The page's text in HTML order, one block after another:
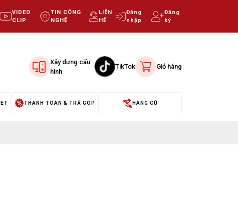
VIDEO
CLIP
TIN CÔNG
NGHỆ
LIÊN
HỆ
Đăng
nhập
Đăng
ký
Xây dựng cấu
hình
TikTok Giỏ hàng
THANH TOÁN & TRẢ GÓP HÀNG CŨ